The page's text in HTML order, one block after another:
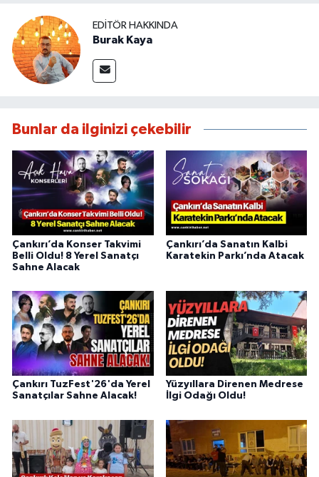
EDITÖR HAKKINDA
Burak Kaya
Bunlar da ilginizi çekebilir
Çankırı’da Konser Takvimi
Belli Oldu! 8 Yerel Sanatçı
Sahne Alacak
Çankırı’da Sanatın Kalbi
Karatekin Parkı’nda Atacak
Çankırı TuzFest'26'da Yerel
Sanatçılar Sahne Alacak!
Yüzyıllara Direnen Medrese
İlgi Odağı Oldu!